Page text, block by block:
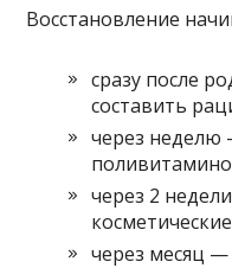
Восстановление
сразу после
составить
через неделю
через 2
через месяц —